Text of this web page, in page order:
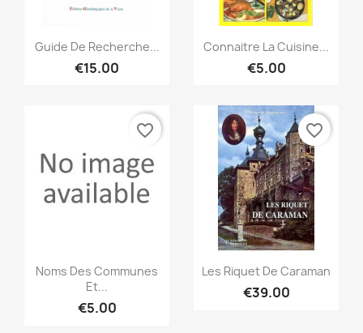
Quick view
Guide De Recherche...
€15.00
Quick view
Connaitre La Cuisine...
€5.00
Quick view
Noms Des Communes
Et...
€5.00
favorite_border
Quick view
Les Riquet De Caraman
€39.00
favorite_border